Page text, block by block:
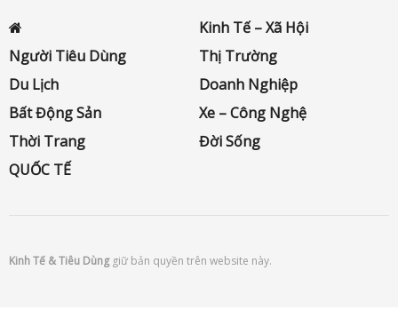
Kinh Tế – Xã Hội
Người Tiêu Dùng
Thị Trường
Du Lịch
Doanh Nghiệp
Bất Động Sản
Xe – Công Nghệ
Thời Trang
Đời Sống
QUỐC TẾ
Kinh Tế & Tiêu Dùnggiữ bản quyền trên website này.